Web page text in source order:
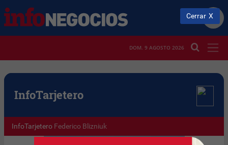
DOM. 9 AGOSTO 2026
InfoTarjetero
InfoTarjetero Federico Blizniuk
Cerrar